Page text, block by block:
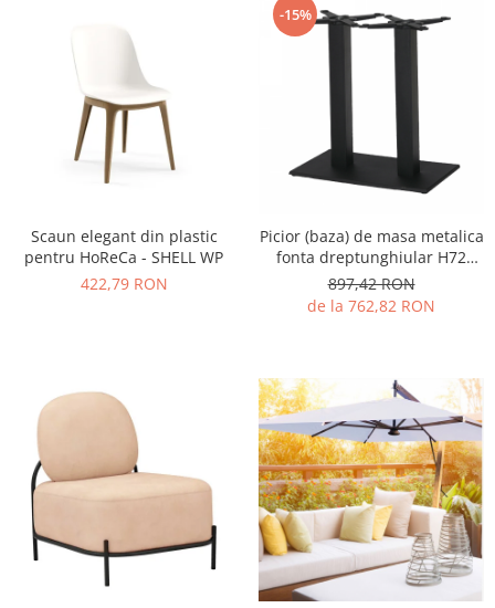
Scaun elegant din plastic
pentru HoReCa - SHELL WP
422,79 RON
-15%
Picior (baza) de masa metalica
fonta dreptunghiular H72
DUBLIN
897,42 RON
de la 762,82 RON